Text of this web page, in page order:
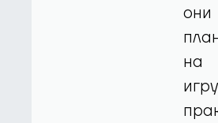
они
на
игру